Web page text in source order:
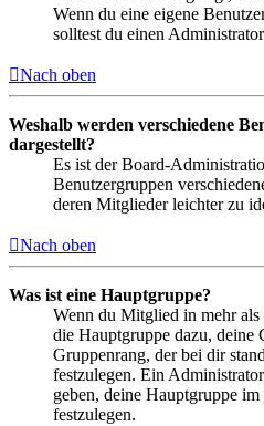
Wenn du eine eigene
solltest du einen
Nach oben
Weshalb werden verschiedene
dargestellt?
Es ist der Board-
Benutzergruppen
deren Mitglieder leichter zu
Nach oben
Was ist eine Hauptgruppe?
Wenn du Mitglied in mehr
die Hauptgruppe dazu, deine
Gruppenrang, der bei dir
festzulegen. Ein
geben, deine Hauptgruppe
festzulegen.